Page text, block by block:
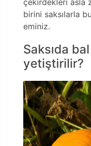
çekirdekleri asla
birini saksılarla
eminiz.
Saksıda
yetiştirilir?